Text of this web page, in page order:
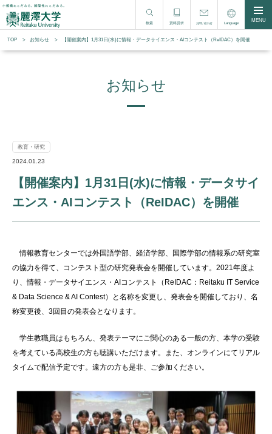
検索 資料請求 お問い合わせ Language MENU
TOP お知らせ 【開催案内】1月31日(水)に情報・データサイエンス・AIコンテスト（ReIDAC）を開催
お知らせ
教育・研究
2024.01.23
【開催案内】1月31日(水)に情報・データサイ
エンス・AIコンテスト（ReIDAC）を開催
情報教育センターでは外国語学部、経済学部、国際学部の情報系の研究室
の協力を得て、コンテスト型の研究発表会を開催しています。2021年度よ
り、情報・データサイエンス・AIコンテスト（ReIDAC：Reitaku IT Service
& Data Science & AI Contest）と名称を変更し、発表会を開催しており、名
称変更後、3回目の発表会となります。
学生教職員はもちろん、 発表テーマにご関心のある一般の方、本学の受験
を考えている高校生の方も聴講いただけます。
また、オンラインにてリアル
タイムで配信予定です。遠方の方も是非、ご参加ください。